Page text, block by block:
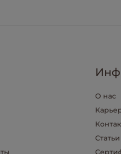
О нас
Статьи